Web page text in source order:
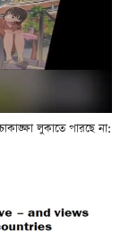
লুকাতে পারছে না: